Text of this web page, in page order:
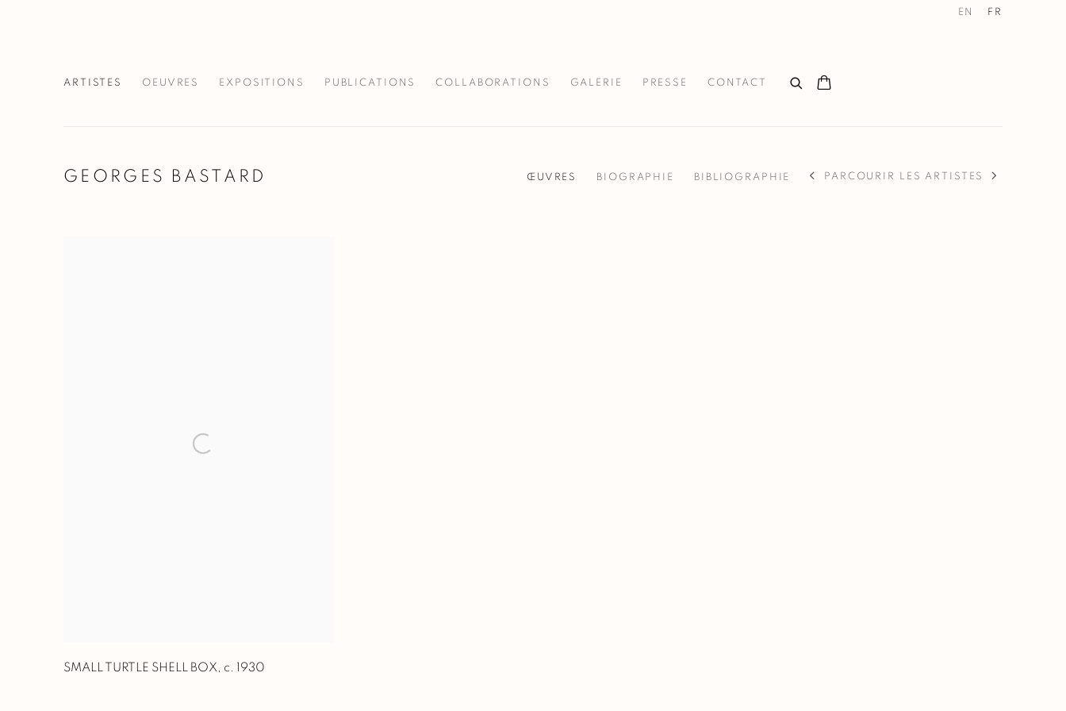
ARTISTES OEUVRES EXPOSITIONS PUBLICATIONS COLLABORATIONS GALERIE PRESSE CONTACT
EN FR
GEORGES BASTARD ŒUVRES BIOGRAPHIE BIBLIOGRAPHIE PARCOURIR LES ARTISTES
SMALL TURTLE SHELL BOX c. 1930